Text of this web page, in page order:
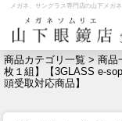
メガネ、サングラス専門店の山下メガ
ログイン
商品カテゴリ一覧 > 商品
枚１組】【3GLASS e-
頭受取対応商品】